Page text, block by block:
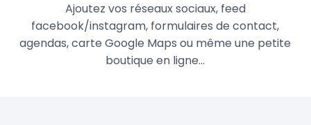
Ajoutez vos réseaux sociaux, feed
facebook/instagram, formulaires de contact,
agendas, carte Google Maps ou même une petite
boutique en ligne...